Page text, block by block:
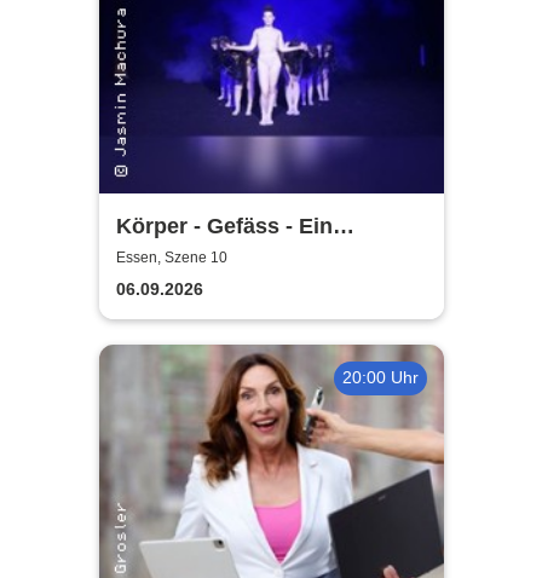
Körper - Gefäss - Ein
Tanztheaterstück von
machura.collective
Essen, Szene 10
06.09.2026
20:00 Uhr